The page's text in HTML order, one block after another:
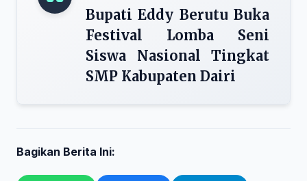
Bupati Eddy Berutu Buka
Festival Lomba Seni
Siswa Nasional Tingkat
SMP Kabupaten Dairi
Bagikan Berita Ini: